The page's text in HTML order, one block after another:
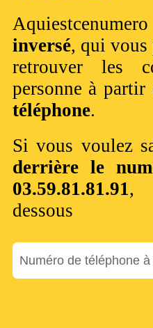
inversé, qui vous
retrouver les
personne à partir
téléphone.
Si vous voulez
derrière le
03.59.81.81.91,
dessous